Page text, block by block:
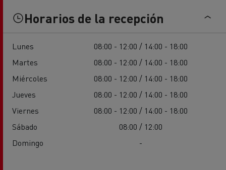
Horarios de la recepción
Lunes
08:00 - 12:00 / 14:00 - 18:00
Martes
08:00 - 12:00 / 14:00 - 18:00
Miércoles
08:00 - 12:00 / 14:00 - 18:00
Jueves
08:00 - 12:00 / 14:00 - 18:00
Viernes
08:00 - 12:00 / 14:00 - 18:00
Sábado
08:00 / 12:00
Domingo
-